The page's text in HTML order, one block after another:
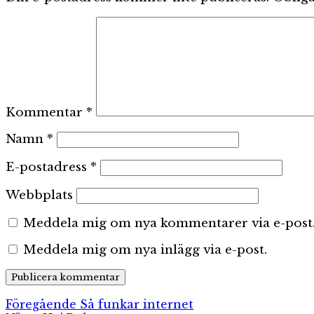
Kommentar *
Namn *
E-postadress *
Webbplats
Meddela mig om nya kommentarer via e-
Meddela mig om nya inlägg via e-post.
Inläggsnavigering
Föregående Föregående
Så funkar internet